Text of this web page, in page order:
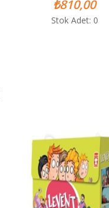
Stok Adet: 0